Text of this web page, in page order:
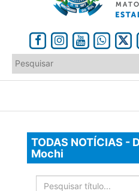
TODAS NOTÍCIAS -
Mochi